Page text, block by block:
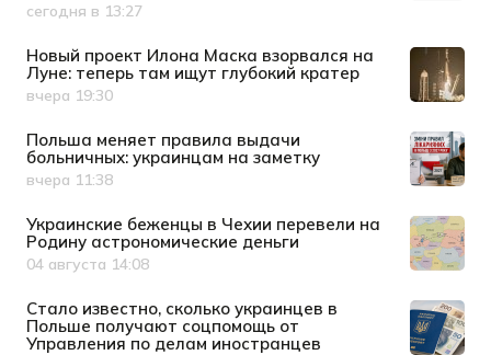
Дата публикации
сегодня в 13:27
Новый проект Илона Маска взорвался на
Луне: теперь там ищут глубокий кратер
Дата публикации
вчера 19:30
Польша меняет правила выдачи
больничных: украинцам на заметку
Дата публикации
вчера 11:38
Украинские беженцы в Чехии перевели на
Родину астрономические деньги
Дата публикации
04 августа 14:08
Стало известно, сколько украинцев в
Польше получают соцпомощь от
Управления по делам иностранцев